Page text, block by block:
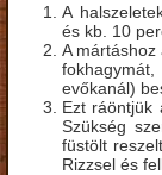
A
és kb. 10
A
evőkanál)
Ezt ráöntjük
Szükség
füstölt
Rizzsel és